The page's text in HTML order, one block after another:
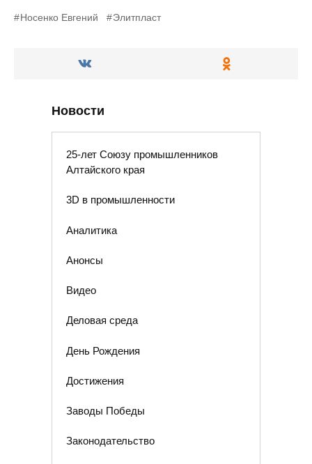
Носенко Евгений Элитпласт
Новости
25-лет Союзу промышленников
Алтайского края
3D в промышленности
Аналитика
Анонсы
Видео
Деловая среда
День Рождения
Достижения
Заводы Победы
Законодательство